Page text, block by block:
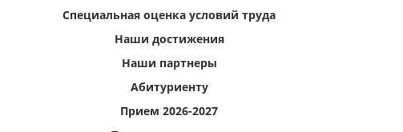
Специальная оценка условий труда
Наши достижения
Наши партнеры
Абитуриенту
Прием 2026-2027